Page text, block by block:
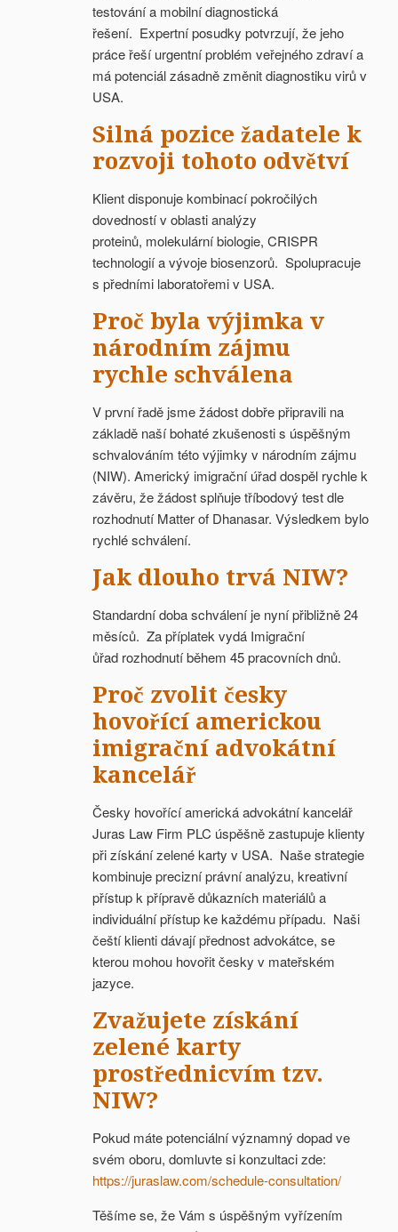
testování a mobilní diagnostická
řešení. Expertní posudky potvrzují, že jeho
práce řeší urgentní problém veřejného zdraví a
má potenciál zásadně změnit diagnostiku virů v
USA.
Silná pozice žadatele k
rozvoji tohoto odvětví
Klient disponuje kombinací pokročilých
dovedností v oblasti analýzy
proteinů, molekulární biologie, CRISPR
technologií a vývoje biosenzorů. Spolupracuje
s předními laboratořemi v USA.
Proč byla výjimka v
národním zájmu
rychle schválena
V první řadě jsme žádost dobře připravili na
základě naší bohaté zkušenosti s úspěšným
schvalováním této výjimky v národním zájmu
(NIW). Americký imigrační úřad dospěl rychle k
závěru, že žádost splňuje tříbodový test dle
rozhodnutí Matter of Dhanasar. Výsledkem bylo
rychlé schválení.
Jak dlouho trvá NIW?
Standardní doba schválení je nyní přibližně 24
měsíců. Za příplatek vydá Imigrační
ůřad rozhodnutí během 45 pracovních dnů.
Proč zvolit česky
hovořící americkou
imigrační advokátní
kancelář
Česky hovořící americká advokátní kancelář
Juras Law Firm PLC úspěšně zastupuje klienty
při získání zelené karty v USA. Naše strategie
kombinuje precizní právní analýzu, kreativní
přístup k přípravě důkazních materiálů a
individuální přístup ke každému případu. Naši
čeští klienti dávají přednost advokátce, se
kterou mohou hovořit česky v mateřském
jazyce.
Zvažujete získání
zelené karty
prostřednicvím tzv.
NIW?
Pokud máte potenciální významný dopad ve
svém oboru, domluvte si konzultaci zde:
https://juraslaw.com/schedule-consultation/
Těšíme se, že Vám s úspěšným vyřízením